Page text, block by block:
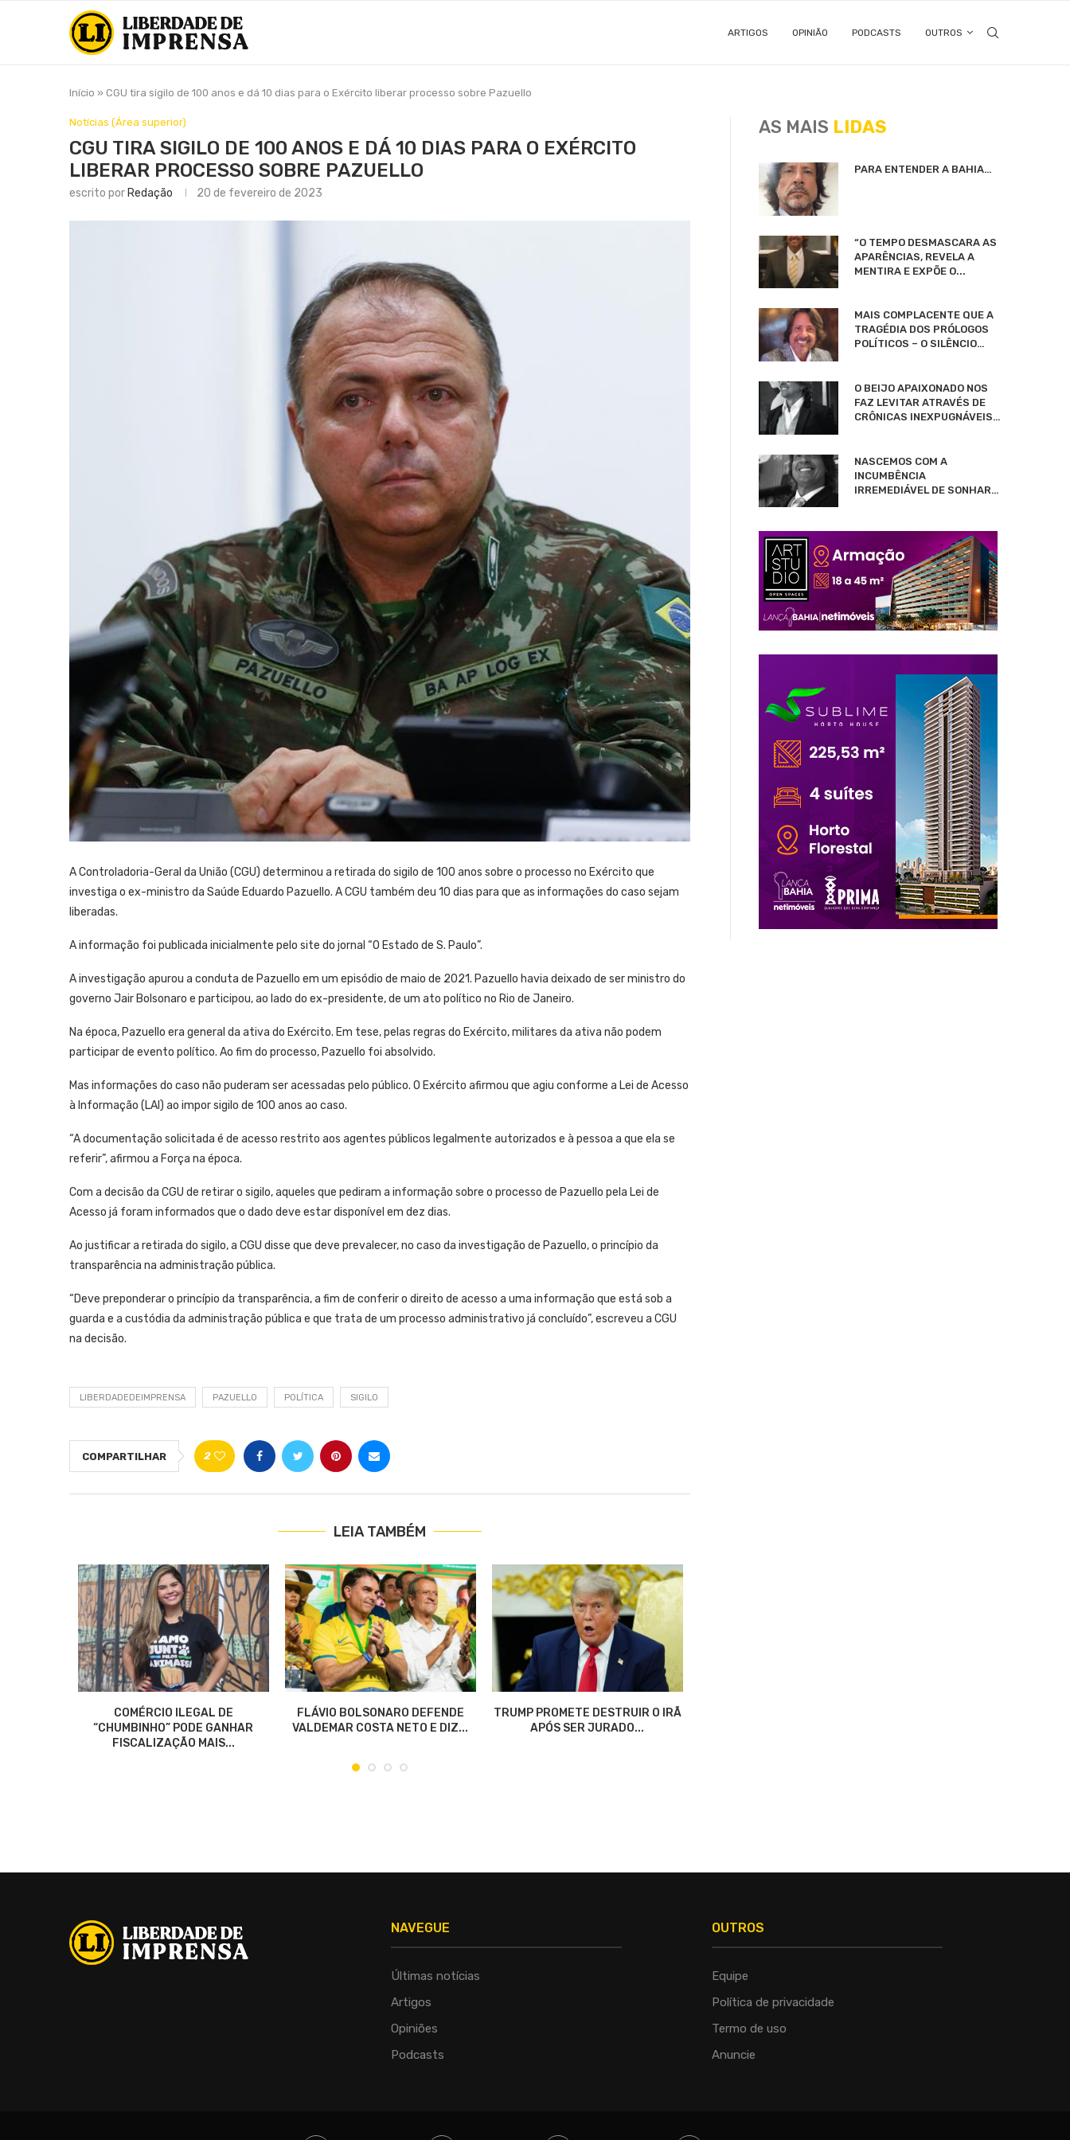
ARTIGOS OPINIÃO PODCASTS OUTROS
Início » CGU tira sigilo de 100 anos e dá 10 dias para o Exército liberar processo sobre Pazuello
Notícias (Área superior)
CGU TIRA SIGILO DE 100 ANOS E DÁ 10 DIAS PARA O EXÉRCITO
LIBERAR PROCESSO SOBRE PAZUELLO
escrito por Redação 20 de fevereiro de 2023
A Controladoria-Geral da União (CGU) determinou a retirada do sigilo de 100 anos sobre o processo no Exército que
investiga o ex-ministro da Saúde Eduardo Pazuello. A CGU também deu 10 dias para que as informações do caso sejam
liberadas.
A informação foi publicada inicialmente pelo site do jornal “O Estado de S. Paulo”.
A investigação apurou a conduta de Pazuello em um episódio de maio de 2021. Pazuello havia deixado de ser ministro do
governo Jair Bolsonaro e participou, ao lado do ex-presidente, de um ato político no Rio de Janeiro.
Na época, Pazuello era general da ativa do Exército. Em tese, pelas regras do Exército, militares da ativa não podem
participar de evento político. Ao fim do processo, Pazuello foi absolvido.
Mas informações do caso não puderam ser acessadas pelo público. O Exército afirmou que agiu conforme a Lei de Acesso
à Informação (LAI) ao impor sigilo de 100 anos ao caso.
“A documentação solicitada é de acesso restrito aos agentes públicos legalmente autorizados e à pessoa a que ela se
referir”, afirmou a Força na época.
Com a decisão da CGU de retirar o sigilo, aqueles que pediram a informação sobre o processo de Pazuello pela Lei de
Acesso já foram informados que o dado deve estar disponível em dez dias.
Ao justificar a retirada do sigilo, a CGU disse que deve prevalecer, no caso da investigação de Pazuello, o princípio da
transparência na administração pública.
“Deve preponderar o princípio da transparência, a fim de conferir o direito de acesso a uma informação que está sob a
guarda e a custódia da administração pública e que trata de um processo administrativo já concluído”, escreveu a CGU
na decisão.
LIBERDADEDEIMPRENSA PAZUELLO POLÍTICA SIGILO
COMPARTILHAR 2
LEIA TAMBÉM
COMÉRCIO ILEGAL DE
“CHUMBINHO” PODE GANHAR
FISCALIZAÇÃO MAIS...
FLÁVIO BOLSONARO DEFENDE
VALDEMAR COSTA NETO E DIZ...
TRUMP PROMETE DESTRUIR O IRÃ
APÓS SER JURADO...
AS MAIS LIDAS
PARA ENTENDER A BAHIA…
“O TEMPO DESMASCARA AS
APARÊNCIAS, REVELA A
MENTIRA E EXPÕE O...
MAIS COMPLACENTE QUE A
TRAGÉDIA DOS PRÓLOGOS
POLÍTICOS – O SILÊNCIO…
O BEIJO APAIXONADO NOS
FAZ LEVITAR ATRAVÉS DE
CRÔNICAS INEXPUGNÁVEIS…
NASCEMOS COM A
INCUMBÊNCIA
IRREMEDIÁVEL DE SONHAR…
NAVEGUE
Últimas notícias
Artigos
Opiniões
Podcasts
OUTROS
Equipe
Política de privacidade
Termo de uso
Anuncie